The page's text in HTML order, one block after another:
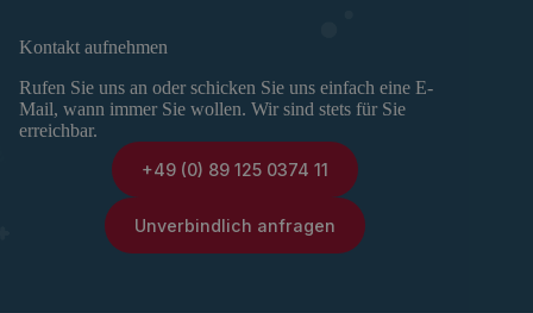
Kontakt aufnehmen
Rufen Sie uns an oder schicken Sie uns einfach eine E-
Mail, wann immer Sie wollen. Wir sind stets für Sie
erreichbar.
+49 (0) 89 125 0374 11
Unverbindlich anfragen